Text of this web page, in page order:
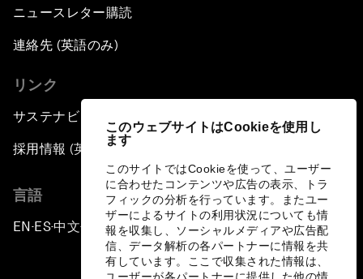
このウェブサイトはCookieを使用し
ます
このサイトではCookieを使って、ユーザー
に合わせたコンテンツや広告の表示、トラ
フィックの分析を行っています。またユー
ザーによるサイトの利用状況についても情
報を収集し、ソーシャルメディアや広告配
信、データ解析の各パートナーに情報を共
有しています。ここで収集された情報は、
Close Encounters with Jane Goodall and Skye
Trillion-Dollar Vision
Strategic Outlook on South Asia
Future Frontiers of Technology Control
Media Freedom in Crisis
Achieving a Single Market in Africa
ニュースレター購読
連絡先 (英語のみ)
リンク
サステナビリティへの取り組み
採用情報 (英語のみ)
言語
EN ▪ES▪中文▪ 日本語